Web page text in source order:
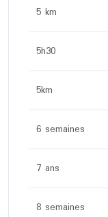
5 km
5h30
5km
6 semaines
7 ans
8 semaines